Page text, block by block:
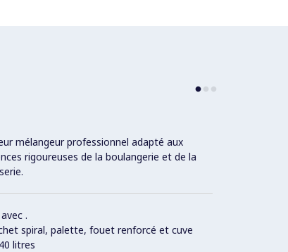
mélangeur professionnel adapté aux
rigoureuses de la boulangerie et de la
.
spiral, palette, fouet renforcé et cuve
litres